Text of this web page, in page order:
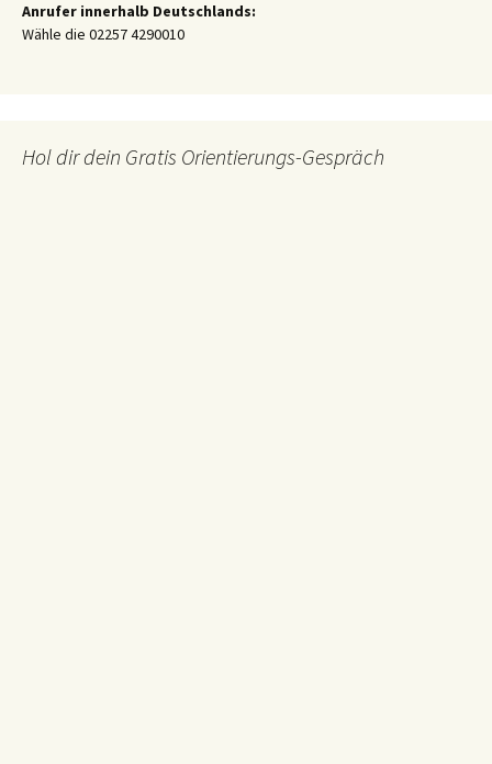
Anrufer innerhalb Deutschlands:
Wähle die 02257 4290010
Hol dir dein Gratis Orientierungs-Gespräch